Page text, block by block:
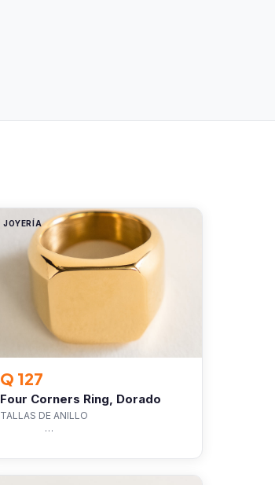
JOYERÍA
Q 127
Four Corners Ring, Dorado
TALLAS DE ANILLO
…